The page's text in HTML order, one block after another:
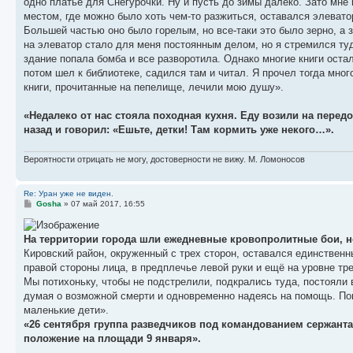
местом, где можно было хоть чем-то разжиться, оставался
Большей частью оно было горелым, но все-таки это было зерно, а
на элеватор стало для меня постоянным делом, но я стремился
здание попала бомба и все разворотила. Однако многие книги
потом шел к библиотеке, садился там и читал. Я прочел тогда
книги, прочитанные на пепелище, лечили мою душу».
«Недалеко от нас стояла походная кухня. Еду возили на
назад и говорил: «Ешьте, детки! Там кормить уже некого…».
Вероятности отрицать не могу, достоверности не вижу. М. Ломоносов
Re: Уран уже не виден.
С
о
б
щ
е
н
и
е
Gosha » 07 май 2017, 16:55
На территории города шли ежедневные кровопролитные бои,
Кировский район, окруженный с трех сторон, оставался
правой стороны лица, в предплечье левой руки и ещё на уровне
Мы потихоньку, чтобы не подстрелили, подкрались туда,
думая о возможной смерти и одновременно надеясь на помощь.
маленькие дети».
«26 сентября группа разведчиков под командованием
положение на площади 9 января».